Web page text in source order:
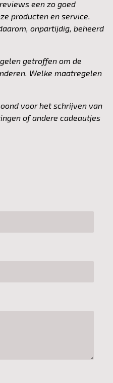
een zo goed
producten en service.
onpartijdig, beheerd
getroffen om de
Welke maatregelen
voor het schrijven van
of andere cadeautjes